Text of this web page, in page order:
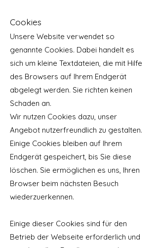
Cookies
Unsere Website verwendet so
genannte Cookies. Dabei handelt es
sich um kleine Textdateien, die mit Hilfe
des Browsers auf Ihrem Endgerät
abgelegt werden. Sie richten keinen
Schaden an.
Wir nutzen Cookies dazu, unser
Angebot nutzerfreundlich zu gestalten.
Einige Cookies bleiben auf Ihrem
Endgerät gespeichert, bis Sie diese
löschen. Sie ermöglichen es uns, Ihren
Browser beim nächsten Besuch
wiederzuerkennen.
Einige dieser Cookies sind für den
Betrieb der Webseite erforderlich und